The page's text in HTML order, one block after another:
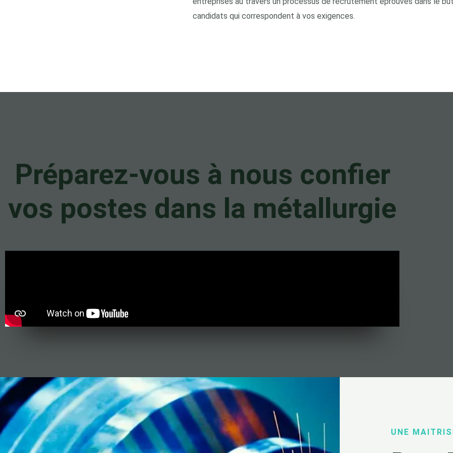
candidats qui correspondent à vos exigences.
Préparez-vous à nous confier
vos postes dans la métallurgie
UNE